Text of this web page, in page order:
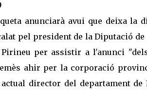
anunciarà avui que deixa
pel president de la Diputació
Pirineu per assistir a l'anunci
ahir per la corporació
director del departament